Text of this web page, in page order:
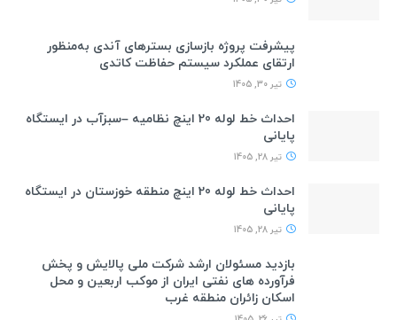
پیشرفت پروژه بازسازی بسترهای آندی به‌منظور
ارتقای عملکرد سیستم حفاظت کاتدی
تیر 30, 1405
احداث خط لوله 20 اینچ نظامیه –سبزآب در ایستگاه
پایانی
تیر 28, 1405
احداث خط لوله 20 اینچ منطقه خوزستان در ایستگاه
پایانی
تیر 28, 1405
بازدید مسئولان ارشد شرکت ملی پالایش و پخش
فرآورده های نفتی ایران از موکب اربعین و محل
اسکان زائران منطقه غرب